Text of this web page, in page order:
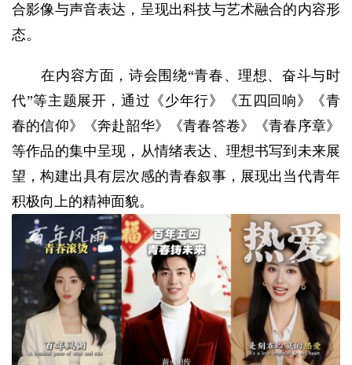
合影像与声音表达，呈现出科技与艺术融合的内容形
态。
在内容方面，诗会围绕“青春、理想、奋斗与时
代”等主题展开，通过《少年行》《五四回响》《青
春的信仰》《奔赴韶华》《青春答卷》《青春序章》
等作品的集中呈现，从情绪表达、理想书写到未来展
望，构建出具有层次感的青春叙事，展现出当代青年
积极向上的精神面貌。